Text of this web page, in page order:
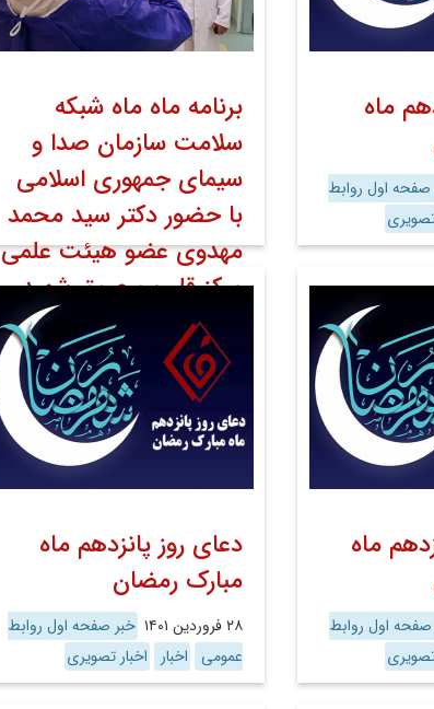
ماه
صفحه اول روابط
تصویری
برنامه ماه ماه شبکه
سلامت سازمان صدا و
سیمای جمهوری اسلامی
با حضور دکتر سید محمد
مهدوی عضو هیئت علمی
مرکز قلب و عروق شهید
رجایی
۲۹ فروردین ۱۴۰۱
خبر صفحه اول روابط
عمومی اخبار اخبار تصویری
ماه
اول روابط
تصویری
دعای روز پانزدهم ماه
مبارک رمضان
۲۸ فروردین ۱۴۰۱
خبر صفحه اول روابط
عمومی اخبار اخبار تصویری